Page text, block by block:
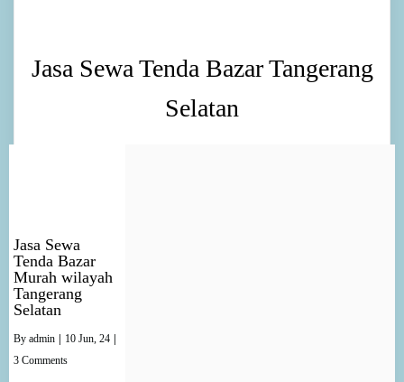
Jasa Sewa Tenda Bazar Tangerang
Selatan
Jasa Sewa
Tenda Bazar
Murah wilayah
Tangerang
Selatan
By admin 10 Jun, 24
3 Comments